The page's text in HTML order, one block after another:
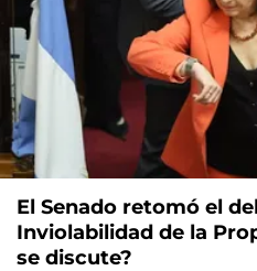
El Senado retomó el
Inviolabilidad de la
se discute?